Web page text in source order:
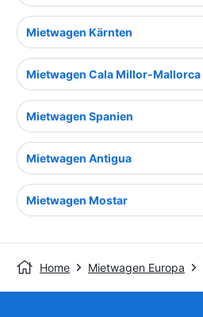
Mietwagen Kärnten
Mietwagen Cala Millor-Mallorca
Mietwagen Spanien
Mietwagen Antigua
Mietwagen Mostar
Home Mietwagen Europa